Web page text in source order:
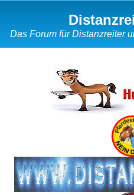
Das Forum für Distanzreiter